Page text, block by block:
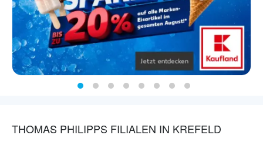
THOMAS PHILIPPS FILIALEN IN KREFELD